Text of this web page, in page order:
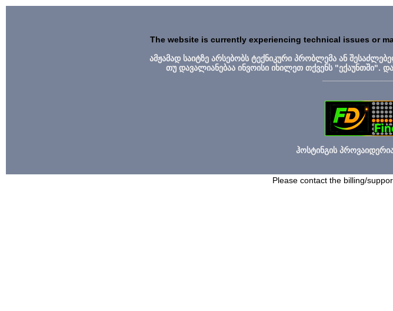
The website is currently experiencing technical issues or
ამჟამად საიტზე არსებობს ტექნიკური პრობლემა ან
თუ დავალიანებაა ინვოისი იხილეთ თქვენს "ექაუნთში".
ჰოსტინგის
Please contact the billing/